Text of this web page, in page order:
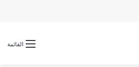
القائمة